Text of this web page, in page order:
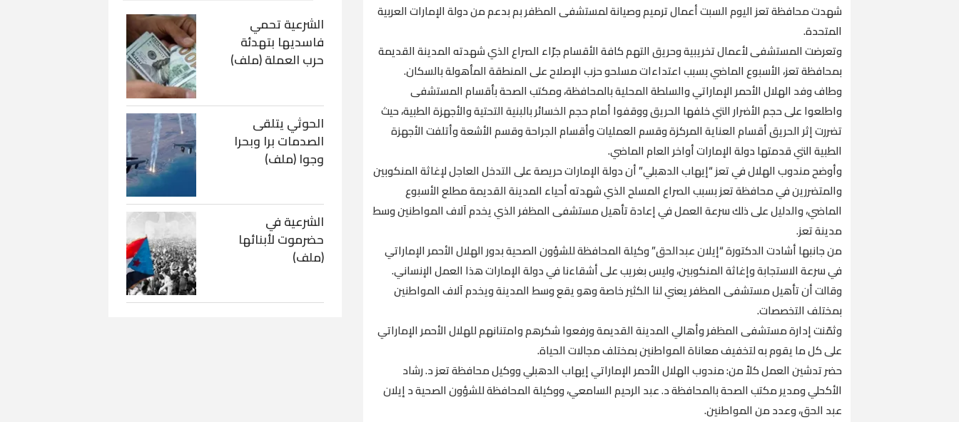
شهدت محافظة تعز اليوم السبت أعمال ترميم وصيانة لمستشفى المظفر بم بدعم من دولة الإمارات العربية
المتحدة.
وتعرضت المستشفى لأعمال تخريبية وحريق التهم كافة الأقسام جرّاء الصراع الذي شهدته المدينة القديمة
بمحافظة تعز، الأسبوع الماضي بسبب اعتداءات مسلحو حزب الإصلاح على المنطقة المأهولة بالسكان.
وطاف وفد الهلال الأحمر الإماراتي والسلطة المحلية بالمحافظة، ومكتب الصحة بأقسام المستشفى
واطلعوا على حجم الأضرار التي خلفها الحريق ووقفوا أمام حجم الخسائر بالبنية التحتية والأجهزة الطبية، حيث
تضررت إثر الحريق أقسام العناية المركزة وقسم العمليات وأقسام الجراحة وقسم الأشعة وأتلفت الأجهزة
الطبية التي قدمتها دولة الإمارات أواخر العام الماضي.
وأوضح مندوب الهلال في تعز “إيهاب الدهبلي” أن دولة الإمارات حريصة على التدخل العاجل لإغاثة المنكوبين
والمتضررين في محافظة تعز بسبب الصراع المسلح الذي شهدته أحياء المدينة القديمة مطلع الأسبوع
الماضي، والدليل على ذلك سرعة العمل في إعادة تأهيل مستشفى المظفر الذي يخدم آلاف المواطنين وسط
مدينة تعز.
من جانبها أشادت الدكتورة “إيلان عبدالحق” وكيلة المحافظة للشؤون الصحية بدور الهلال الأحمر الإماراتي
في سرعة الاستجابة وإغاثة المنكوبين، وليس بغريب على أشقاءنا في دولة الإمارات هذا العمل الإنساني.
وقالت أن تأهيل مستشفى المظفر يعني لنا الكثير خاصة وهو يقع وسط المدينة ويخدم آلاف المواطنين
بمختلف التخصصات.
وثمّنت إدارة مستشفى المظفر وأهالي المدينة القديمة ورفعوا شكرهم وامتنانهم للهلال الأحمر الإماراتي
على كل ما يقوم به لتخفيف معاناة المواطنين بمختلف مجالات الحياة.
حضر تدشين العمل كلاً من: مندوب الهلال الأحمر الإماراتي إيهاب الدهبلي ووكيل محافظة تعز د. رشاد
الأكحلي ومدير مكتب الصحة بالمحافظة د. عبد الرحيم السامعي، ووكيلة المحافظة للشؤون الصحية د إيلان
عبد الحق، وعدد من المواطنين.
الشرعية تحمي
فاسديها بتهدئة
حرب العملة (ملف)
الحوثي يتلقى
الصدمات برا وبحرا
وجوا (ملف)
الشرعية في
حضرموت لأبنائها
(ملف)